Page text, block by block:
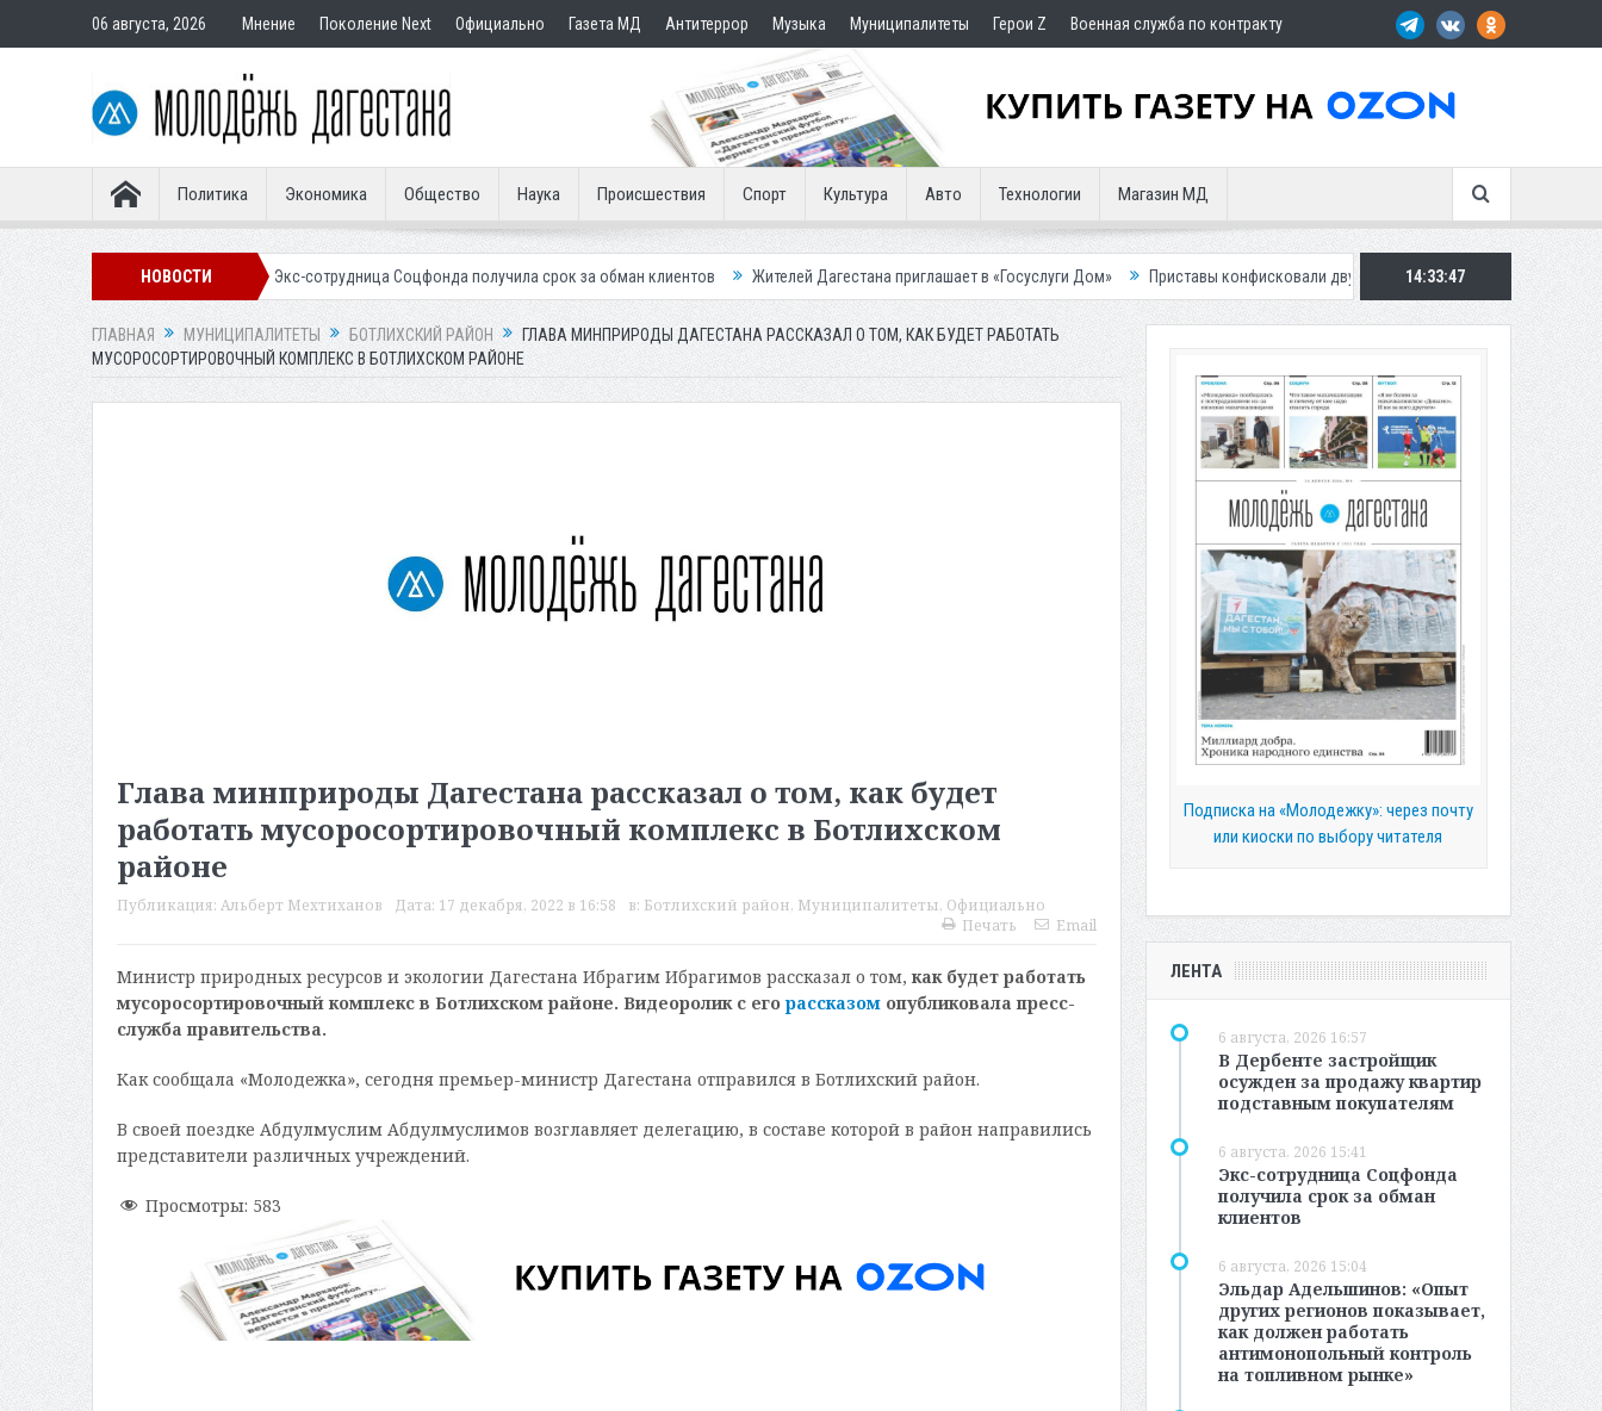
06 августа, 2026 Мнение Поколение Next Официально Газета МД Антитеррор Музыка Муниципалитеты Герои Z Военная служба по контракту
Политика Экономика Общество Наука Происшествия Спорт Культура Авто Технологии Магазин МД
НОВОСТИ
покупателям Экс-сотрудница Соцфонда получила срок за обман клиентов Жителей Дагестана приглашает в «Госуслуги Дом» Приставы конфисковали двух бурых медведей у жителя Дагестана
14:33:48
ГЛАВНАЯ МУНИЦИПАЛИТЕТЫ БОТЛИХСКИЙ РАЙОН
ГЛАВА МИНПРИРОДЫ ДАГЕСТАНА РАССКАЗАЛ О ТОМ, КАК БУДЕТ РАБОТАТЬ
МУСОРОСОРТИРОВОЧНЫЙ КОМПЛЕКС В БОТЛИХСКОМ РАЙОНЕ
Глава минприроды Дагестана рассказал о том, как будет
работать мусоросортировочный комплекс в Ботлихском
районе
Публикация: Альберт Мехтиханов Дата: 17 декабря, 2022 в 16:58 в: Ботлихский район, Муниципалитеты, Официально
Печать
Email
Министр природных ресурсов и экологии Дагестана Ибрагим Ибрагимов рассказал о том, как будет работать
мусоросортировочный комплекс в Ботлихском районе. Видеоролик с егорассказомопубликовала пресс-
служба правительства.
Как сообщала «Молодежка», сегодня премьер-министр Дагестана отправился в Ботлихский район.
В своей поездке Абдулмуслим Абдулмуслимов возглавляет делегацию, в составе которой в район направились
представители различных учреждений.
Просмотры: 583
Подписка на «Молодежку»: через почту
или киоски по выбору читателя
ЛЕНТА
6 августа, 2026 16:57
В Дербенте застройщик
осужден за продажу квартир
подставным покупателям
6 августа, 2026 15:41
Экс-сотрудница Соцфонда
получила срок за обман
клиентов
6 августа, 2026 15:04
Эльдар Адельшинов: «Опыт
других регионов показывает,
как должен работать
антимонопольный контроль
на топливном рынке»